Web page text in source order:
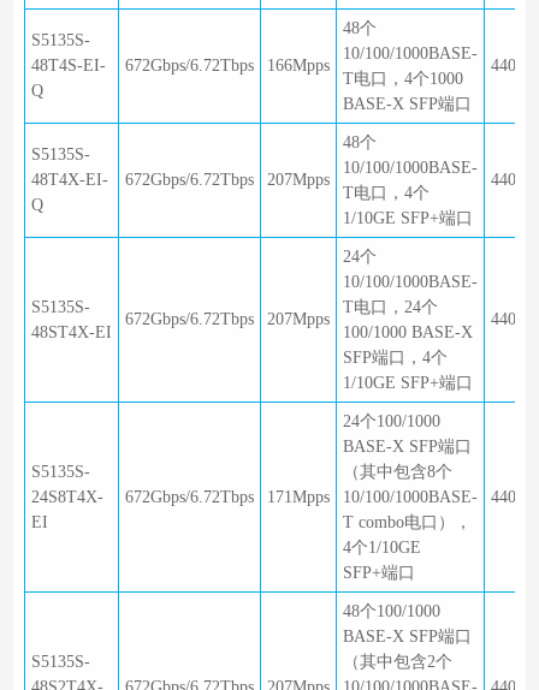
S5135S-
48T4S-EI-
Q
672Gbps/6.72Tbps 166Mpps
48个
10/100/1000BASE-
T电口，4个1000
BASE-X SFP端口
S5135S-
48T4X-EI-
Q
672Gbps/6.72Tbps 207Mpps
48个
10/100/1000BASE-
T电口，4个
1/10GE SFP+端口
S5135S-
48ST4X-EI
672Gbps/6.72Tbps 207Mpps
24个
10/100/1000BASE-
T电口，24个
100/1000 BASE-X
SFP端口，4个
1/10GE SFP+端口
S5135S-
24S8T4X-
EI
672Gbps/6.72Tbps 171Mpps
24个100/1000
BASE-X SFP端口
（其中包含8个
10/100/1000BASE-
T combo电口），
4个1/10GE
SFP+端口
S5135S-
48个100/1000
BASE-X SFP端口
（其中包含2个